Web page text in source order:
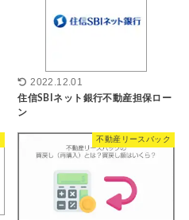
2022.12.01
住信SBIネット銀行不動産担保ロー
ン
不動産リースバック